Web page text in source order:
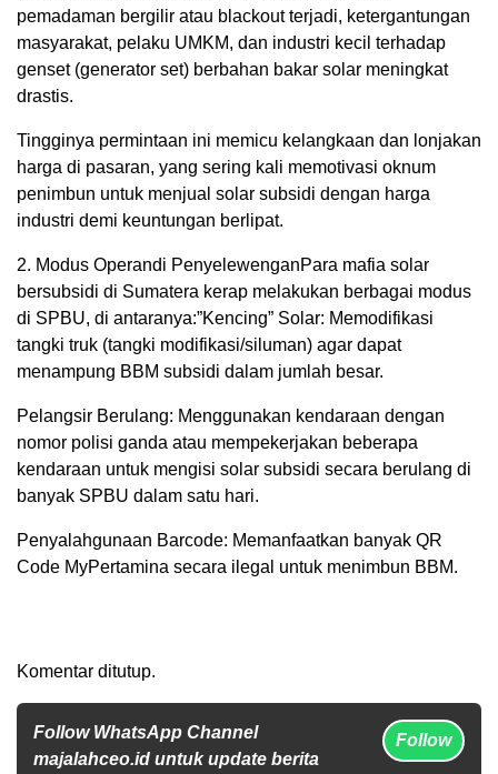
pemadaman bergilir atau blackout terjadi, ketergantungan
masyarakat, pelaku UMKM, dan industri kecil terhadap
genset (generator set) berbahan bakar solar meningkat
drastis.
Tingginya permintaan ini memicu kelangkaan dan lonjakan
harga di pasaran, yang sering kali memotivasi oknum
penimbun untuk menjual solar subsidi dengan harga
industri demi keuntungan berlipat.
2. Modus Operandi PenyelewenganPara mafia solar
bersubsidi di Sumatera kerap melakukan berbagai modus
di SPBU, di antaranya:”Kencing” Solar: Memodifikasi
tangki truk (tangki modifikasi/siluman) agar dapat
menampung BBM subsidi dalam jumlah besar.
Pelangsir Berulang: Menggunakan kendaraan dengan
nomor polisi ganda atau mempekerjakan beberapa
kendaraan untuk mengisi solar subsidi secara berulang di
banyak SPBU dalam satu hari.
Penyalahgunaan Barcode: Memanfaatkan banyak QR
Code MyPertamina secara ilegal untuk menimbun BBM.
Komentar ditutup.
Follow WhatsApp Channel
majalahceo.id untuk update berita
Follow